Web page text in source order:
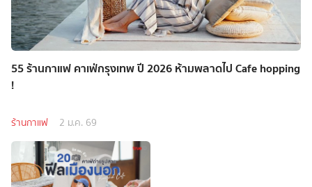
55 ร้านกาแฟ คาเฟ่กรุงเทพ ปี 2026 ห้ามพลาดไป Cafe hopping
!
ร้านกาแฟ 2 ม.ค. 69